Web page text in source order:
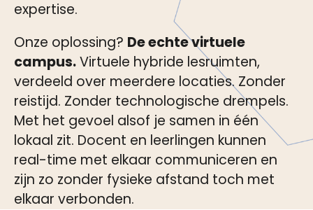
expertise.
Onze oplossing? De echte virtuele
campus.Virtuele hybride lesruimten,
verdeeld over meerdere locaties. Zonder
reistijd. Zonder technologische drempels.
Met het gevoel alsof je samen in één
lokaal zit. Docent en leerlingen kunnen
real-time met elkaar communiceren en
zijn zo zonder fysieke afstand toch met
elkaar verbonden.